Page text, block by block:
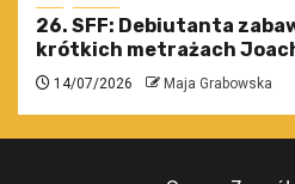
26. SFF: Debiutanta
krótkich metrażach
14/07/2026 Maja Grabowska